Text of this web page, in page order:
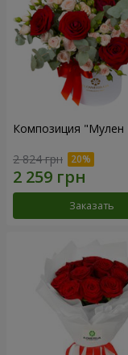
Композиция "Мулен
2 824 грн
Заказать